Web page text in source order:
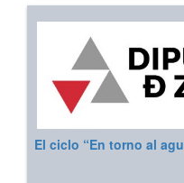
El ciclo “En torno al